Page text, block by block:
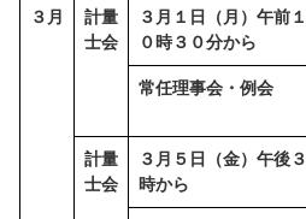
３月
計量
士会
３月１日（月）午前１
０時３０分から
常任理事会・例会
計量
士会
３月５日（金）午後３
時から